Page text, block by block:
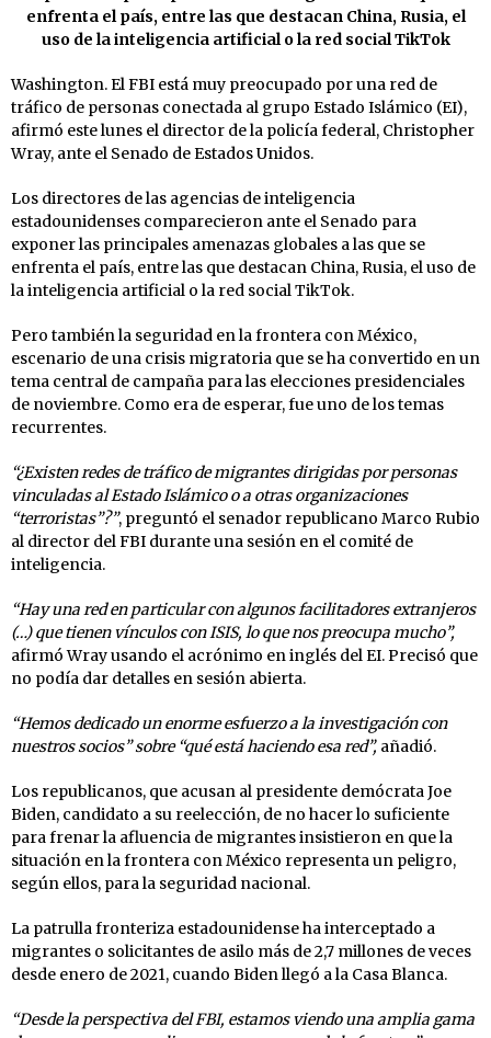
enfrenta el país, entre las que destacan China, Rusia, el
uso de la inteligencia artificial o la red social TikTok
Washington. El FBI está muy preocupado por una red de
tráfico de personas conectada al grupo Estado Islámico (EI),
afirmó este lunes el director de la policía federal, Christopher
Wray, ante el Senado de Estados Unidos.
Los directores de las agencias de inteligencia
estadounidenses comparecieron ante el Senado para
exponer las principales amenazas globales a las que se
enfrenta el país, entre las que destacan China, Rusia, el uso de
la inteligencia artificial o la red social TikTok.
Pero también la seguridad en la frontera con México,
escenario de una crisis migratoria que se ha convertido en un
tema central de campaña para las elecciones presidenciales
de noviembre. Como era de esperar, fue uno de los temas
recurrentes.
“¿Existen redes de tráfico de migrantes dirigidas por personas
vinculadas al Estado Islámico o a otras organizaciones
“terroristas”?”, preguntó el senador republicano Marco Rubio
al director del FBI durante una sesión en el comité de
inteligencia.
“Hay una red en particular con algunos facilitadores extranjeros
(…) que tienen vínculos con ISIS, lo que nos preocupa mucho”,
afirmó Wray usando el acrónimo en inglés del EI. Precisó que
no podía dar detalles en sesión abierta.
“Hemos dedicado un enorme esfuerzo a la investigación con
nuestros socios” sobre “qué está haciendo esa red”, añadió.
Los republicanos, que acusan al presidente demócrata Joe
Biden, candidato a su reelección, de no hacer lo suficiente
para frenar la afluencia de migrantes insistieron en que la
situación en la frontera con México representa un peligro,
según ellos, para la seguridad nacional.
La patrulla fronteriza estadounidense ha interceptado a
migrantes o solicitantes de asilo más de 2,7 millones de veces
desde enero de 2021, cuando Biden llegó a la Casa Blanca.
“Desde la perspectiva del FBI, estamos viendo una amplia gama